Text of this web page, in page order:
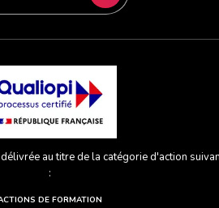
au titre de la catégorie d'action
:
DE FORMATION